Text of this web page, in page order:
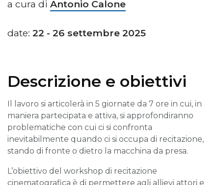
a cura di Antonio Calone
date: 22 - 26 settembre 2025
Descrizione e obiettivi
Il lavoro si articolerà in 5 giornate da 7 ore in cui, in
maniera partecipata e attiva, si approfondiranno
problematiche con cui ci si confronta
inevitabilmente quando ci si occupa di recitazione,
stando di fronte o dietro la macchina da presa.
L’obiettivo del workshop di recitazione
cinematografica è di permettere agli allievi attori e